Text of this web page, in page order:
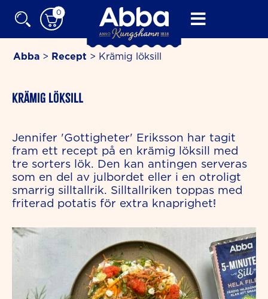
0
Abba > Recept > Krämig löksill
Krämig löksill
Jennifer 'Gottigheter' Eriksson har tagit
fram ett recept på en krämig löksill med
tre sorters lök. Den kan antingen serveras
som en del av julbordet eller i en otroligt
smarrig silltallrik. Silltallriken toppas med
friterad potatis för extra knaprighet!